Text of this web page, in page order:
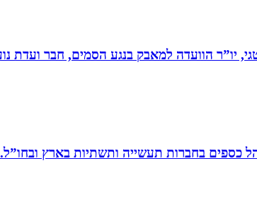
יו”ר הוועדה למאבק בנגע הסמים, חבר ועדת
חשבונות ויעוץ מס, מודיעין, רו”ח משנת 1988. כ15 שנים מנהל כספים